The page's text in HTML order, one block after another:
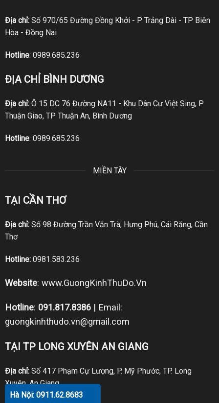
Địa chỉ:Số 970/65 Đường Đồng Khởi - P Trảng Dài - TP Biên
Hòa - Đồng Nai
Hotline: 0989.685.236
ĐỊA CHỈ BÌNH DƯƠNG
Địa chỉ:Ô 15 DC 76 Đường NA11 - Khu Dân Cư Việt Sing, P
Thuận Giao, TP Thuận An, Bình Dương
Hotline: 0989.685.236
MIỀN TÂY
TẠI CẦN THƠ
Địa chỉ:Số 98 Đường Trần Văn Trà, Hưng Phú, Cái Răng, Cần
Thơ
Hotline: 0981.583.236
Website: www.GuongKinhThuDo.Vn
Hotline: 091.817.8386| Email:
guongkinhthudo.vn@gmail.com
TẠI TP LONG XUYÊN AN GIANG
Địa chỉ:Số 417 Phạm Cự Lượng, P. Mỹ Phước, TP. Long
Xuyên, An Giang
Hà Nội: 0911.62.8683